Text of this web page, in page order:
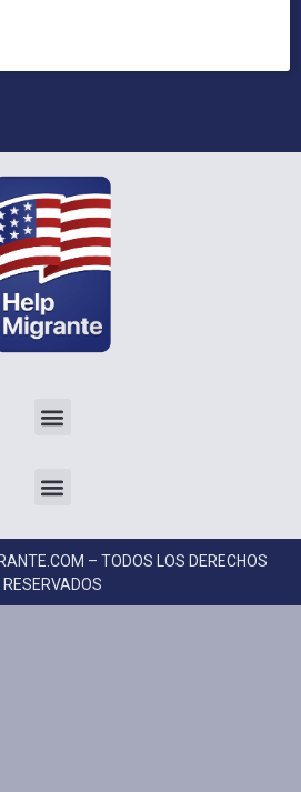
– TODOS LOS DERECHOS
RESERVADOS